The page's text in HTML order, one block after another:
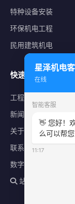
特种设备安装
环保机电工程
民用建筑机电
快速导航
工程案例
新闻中心
关于星泽
联系我们
数字化平台
站内搜索
星泽机电
在线
智能客服
👋 您好！
么可以帮您
11:17